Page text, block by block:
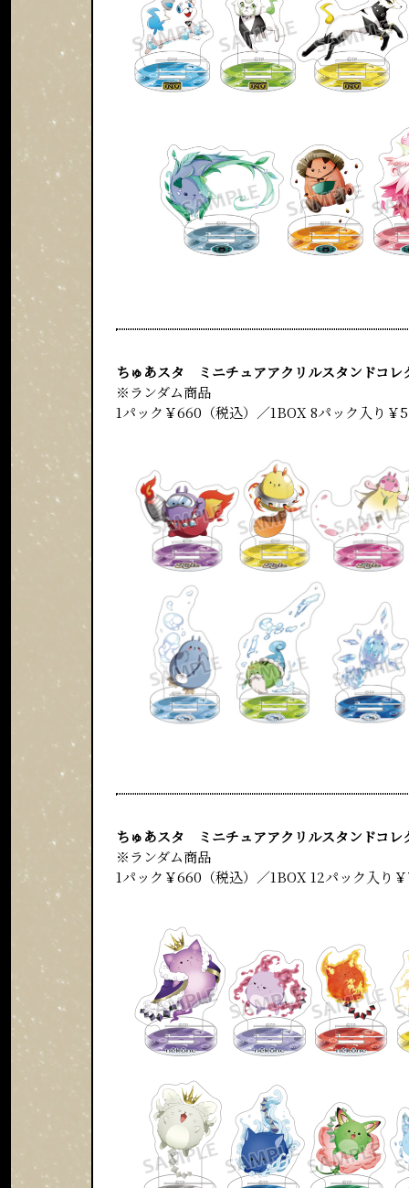
ちゅあスタ ミニチュアアクリルスタンドコレ
※ランダム商品
1パック￥660（税込）／1BOX 8パック入り￥
ちゅあスタ ミニチュアアクリルスタンドコレ
※ランダム商品
1パック￥660（税込）／1BOX 12パック入り